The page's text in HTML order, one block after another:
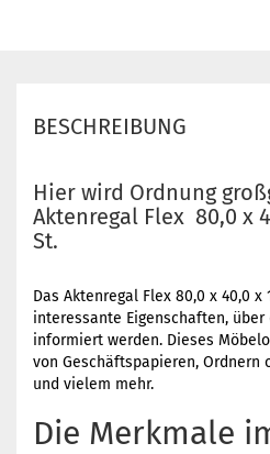
BESCHREIBUNG
Hier wird Ordnung
Aktenregal Flex 80,0 x
St.
Das Aktenregal Flex 80,0 x 40,0
interessante Eigenschaften, über
informiert werden. Dieses
von Geschäftspapieren, Ordnern
und vielem mehr.
Die Merkmale